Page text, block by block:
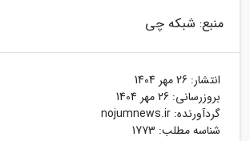
منبع: شبکه چی
انتشار: 26 مهر 1404
بروزرسانی: 26 مهر 1404
گردآورنده: nojumnews.ir
شناسه مطلب: 1773